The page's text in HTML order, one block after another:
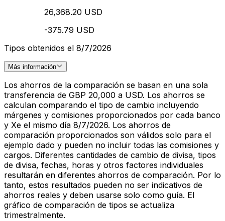
26,368.20 USD
-375.79 USD
Tipos obtenidos el 8/7/2026
Más información
Los ahorros de la comparación se basan en una sola
transferencia de GBP 20,000 a USD. Los ahorros se
calculan comparando el tipo de cambio incluyendo
márgenes y comisiones proporcionados por cada banco
y Xe el mismo día 8/7/2026. Los ahorros de
comparación proporcionados son válidos solo para el
ejemplo dado y pueden no incluir todas las comisiones y
cargos. Diferentes cantidades de cambio de divisa, tipos
de divisa, fechas, horas y otros factores individuales
resultarán en diferentes ahorros de comparación. Por lo
tanto, estos resultados pueden no ser indicativos de
ahorros reales y deben usarse solo como guía. El
gráfico de comparación de tipos se actualiza
trimestralmente.